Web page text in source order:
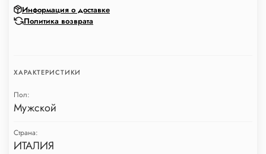
Информация о доставке
Политика возврата
ХАРАКТЕРИСТИКИ
Пол:
Мужской
Страна:
ИТАЛИЯ